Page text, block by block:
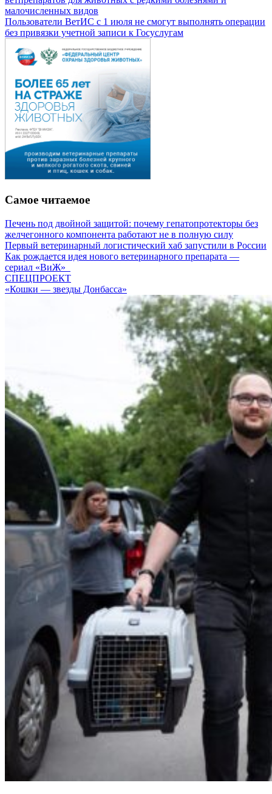
малочисленных видов
Пользователи ВетИС с 1 июля не смогут выполнять операции
без привязки учетной записи к Госуслугам
Самое читаемое
Печень под двойной защитой: почему гепатопротекторы без
желчегонного компонента работают не в полную силу
Первый ветеринарный логистический хаб запустили в России
Как рождается идея нового ветеринарного препарата —
сериал «ВиЖ»
СПЕЦПРОЕКТ
«Кошки — звезды Донбасса»